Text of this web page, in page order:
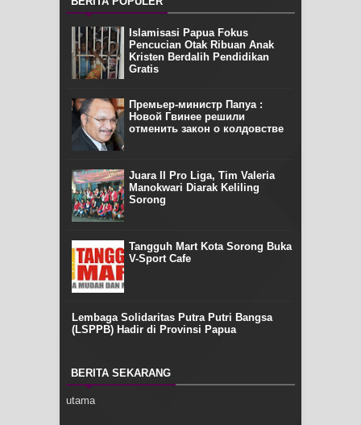
Islamisasi Papua Fokus
Pencucian Otak Ribuan Anak
Kristen Berdalih Pendidikan
Gratis
Премьер-министр Папуа :
Новой Гвинее решили
отменить закон о колдовстве
Juara II Pro Liga, Tim Valeria
Manokwari Diarak Keliling
Sorong
Tangguh Mart Kota Sorong Buka
V-Sport Cafe
Lembaga Solidaritas Putra Putri Bangsa
(LSPPB) Hadir di Provinsi Papua
BERITA SEKARANG
utama